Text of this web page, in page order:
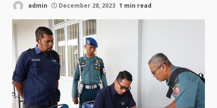
admin December 28, 2023 1 min read